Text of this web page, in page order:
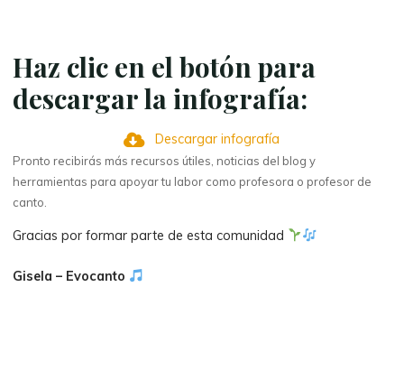
Haz clic en el botón para
descargar la infografía:
Descargar infografía
Pronto recibirás más recursos útiles, noticias del blog y
herramientas para apoyar tu labor como profesora o profesor de
canto.
Gracias por formar parte de esta comunidad
Gisela – Evocanto